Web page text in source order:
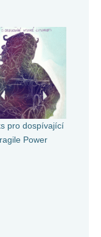
pro dospívající
Power